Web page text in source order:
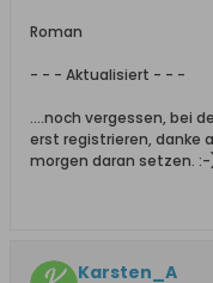
Roman
- - - Aktualisiert - - -
....noch vergessen, bei
erst registrieren, danke
morgen daran setzen. :-
Karsten_A